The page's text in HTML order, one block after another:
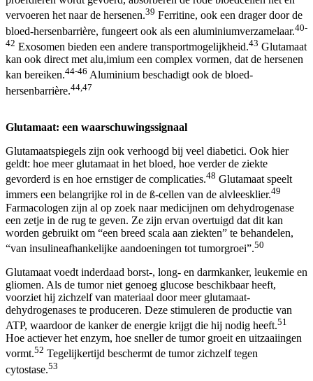
vervoeren het naar de hersenen.39 Ferritine, ook een drager door de
bloed-hersenbarrière, fungeert ook als een aluminiumverzamelaar.40-
42 Exosomen bieden een andere transportmogelijkheid.43 Glutamaat
kan ook direct met alu,imium een complex vormen, dat de hersenen
kan bereiken.44-46 Aluminium beschadigt ook de bloed-
hersenbarrière.44,47
Glutamaat: een waarschuwingssignaal
Glutamaatspiegels zijn ook verhoogd bij veel diabetici. Ook hier
geldt: hoe meer glutamaat in het bloed, hoe verder de ziekte
gevorderd is en hoe ernstiger de complicaties.48 Glutamaat speelt
immers een belangrijke rol in de ß-cellen van de alvleesklier.49
Farmacologen zijn al op zoek naar medicijnen om dehydrogenase
een zetje in de rug te geven. Ze zijn ervan overtuigd dat dit kan
worden gebruikt om “een breed scala aan ziekten” te behandelen,
“van insulineafhankelijke aandoeningen tot tumorgroei”.50
Glutamaat voedt inderdaad borst-, long- en darmkanker, leukemie en
gliomen. Als de tumor niet genoeg glucose beschikbaar heeft,
voorziet hij zichzelf van materiaal door meer glutamaat-
dehydrogenases te produceren. Deze stimuleren de productie van
ATP, waardoor de kanker de energie krijgt die hij nodig heeft.51
Hoe actiever het enzym, hoe sneller de tumor groeit en uitzaaiingen
vormt.52 Tegelijkertijd beschermt de tumor zichzelf tegen
cytostase.53